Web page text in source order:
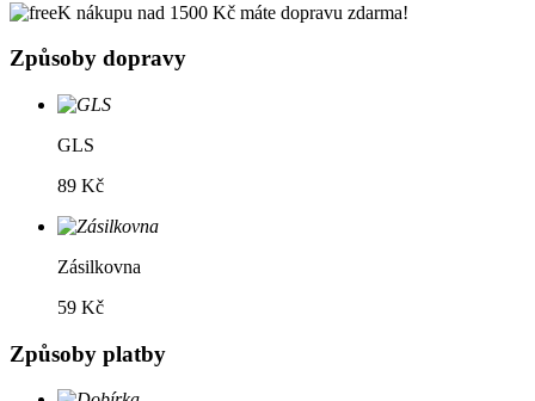
K nákupu nad 1500 Kč máte dopravu zdarma!
Způsoby dopravy
GLS
89 Kč
Zásilkovna
59 Kč
Způsoby platby